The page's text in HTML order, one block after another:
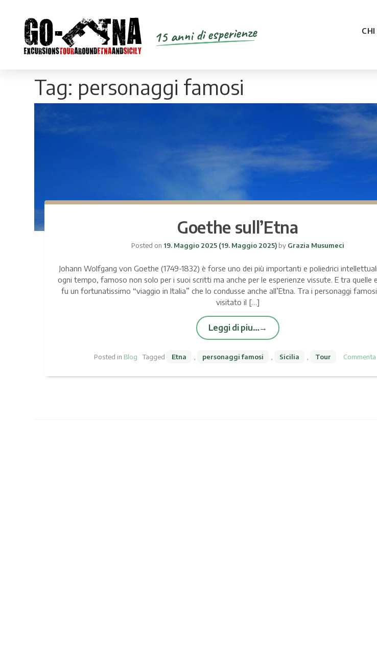
15 anni di esperienze
Tag: personaggi famosi
Goethe sull’Etna
Posted on 19. Maggio 2025(19. Maggio 2025) byGrazia Musumeci
Johann Wolfgang von Goethe (1749-1832) è forse uno dei più importanti e poliedrici
ogni tempo, famoso non solo per i suoi scritti ma anche per le esperienze vissute. E tra quelle
fu un fortunatissimo “viaggio in Italia” che lo condusse anche all’Etna. Tra i personaggi
visitato il […]
Leggi di piu…
Posted in Blog Tagged Etna personaggi famosi Sicilia Tour Commenta